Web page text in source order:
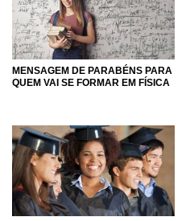
MENSAGEM DE PARABÉNS PARA
QUEM VAI SE FORMAR EM FÍSICA